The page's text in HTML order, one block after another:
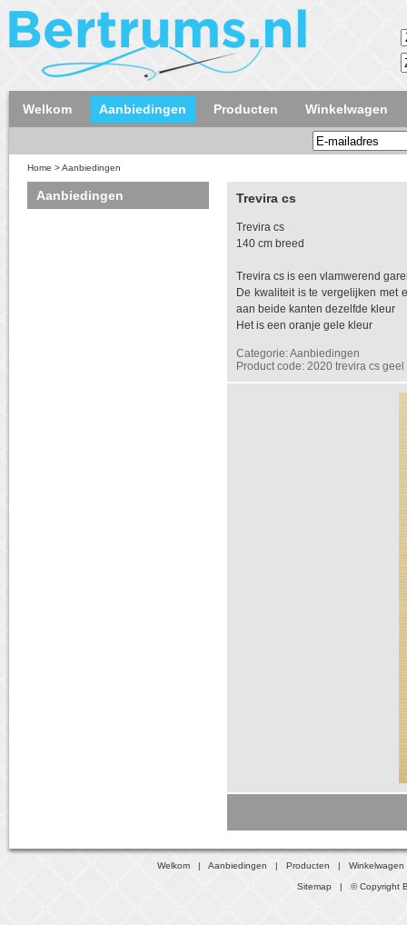
Welkom Aanbiedingen Producten Winkelwagen
Home >Aanbiedingen
Aanbiedingen Trevira cs
Trevira cs
140 cm breed
Trevira cs is een vlamwerend
De kwaliteit is te vergelijken met
aan beide kanten dezelfde kleur
Het is een oranje gele kleur
Categorie: Aanbiedingen
Product code: 2020 trevira cs geel
Welkom |Aanbiedingen |Producten |Winkelwagen
Sitemap | © Copyright